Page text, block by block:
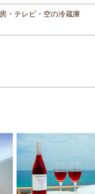
・テレビ・空の冷蔵庫